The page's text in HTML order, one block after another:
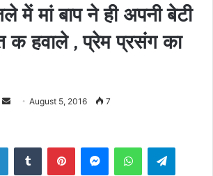
में मां बाप ने ही अपनी बेटी
क हवाले , प्रेम प्रसंग का
Follow
SendAugust 5, 2016 7
LinkedInTumblr PinterestMessengerWhatsApp